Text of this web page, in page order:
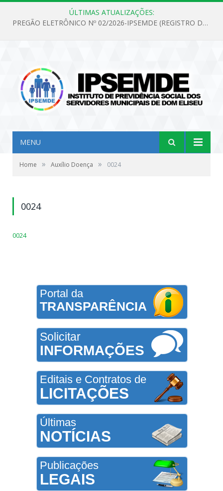
ÚLTIMAS ATUALIZAÇÕES:
PREGÃO ELETRÔNICO Nº 02/2026-IPSEMDE (REGISTRO DE PREÇOS PARA FUTURA E EVENTUAL AQUISIÇÃO DE MATERIAL DE LIMPEZA E GÊNEROS ALIMENTÍCIOS PARA ATENDER AS NECESSIDADES DO INSTITUTO DE PREVIDÊNCIA SOCIAL DOS SERVIDORES MUNICIPAIS DE DOM ELISEU.)
MENU
Home » Auxílio Doença » 0024
0024
0024
Portal da
TRANSPARÊNCIA
Solicitar
INFORMAÇÕES
Editais e Contratos de
LICITAÇÕES
Últimas
NOTÍCIAS
Publicações
LEGAIS